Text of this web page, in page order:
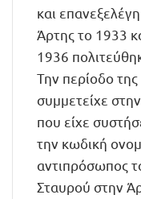
και
Άρτης το 1933
1936
Την περίοδο
συμμετείχε
που είχε
την κωδική
αντιπρόσωπος
Σταυρού στην